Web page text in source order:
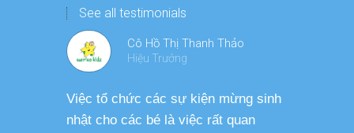
See all testimonials
Cô Hồ Thị Thanh Thảo
Hiệu Trưởng
Việc tổ chức các sự kiện mừng sinh
nhật cho các bé là việc rất quan